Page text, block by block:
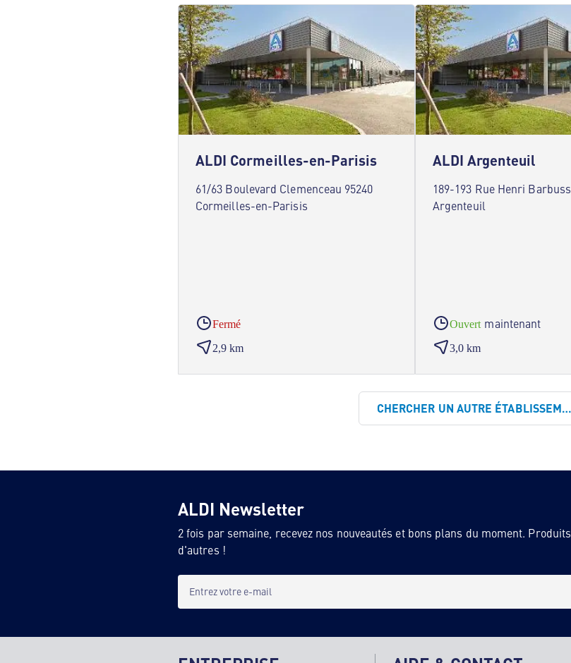
ALDI Cormeilles-en-Parisis
61/63 Boulevard Clemenceau 95240
Cormeilles-en-Parisis
Fermé
2,9 km
ALDI Argenteuil
189-193 Rue Henri
Argenteuil
Ouvert maintenant
3,0 km
CHERCHER UN AUTRE
ALDI Newsletter
2 fois par semaine, recevez nos nouveautés et bons plans du moment.
d'autres !
Entrez votre e-mail